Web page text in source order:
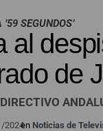
SEGUNDOS’
al
de
2024en Noticias de